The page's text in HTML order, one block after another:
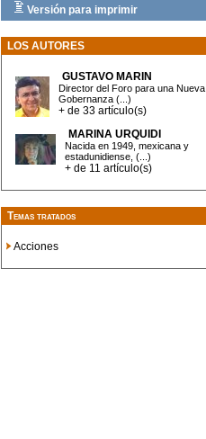
Versión para imprimir
LOS AUTORES
GUSTAVO MARIN
Director del Foro para una Nueva
Gobernanza (...)
+ de 33 artículo(s)
MARINA URQUIDI
Nacida en 1949, mexicana y
estadunidiense, (...)
+ de 11 artículo(s)
Temas tratados
Acciones